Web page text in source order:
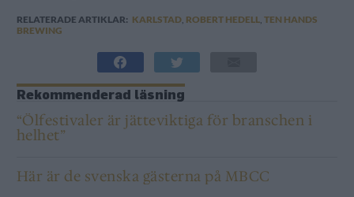
RELATERADE ARTIKLAR: KARLSTAD, ROBERT HEDELL, TEN HANDS
BREWING
Rekommenderad läsning
“Ölfestivaler är jätteviktiga för branschen i
helhet”
Här är de svenska gästerna på MBCC